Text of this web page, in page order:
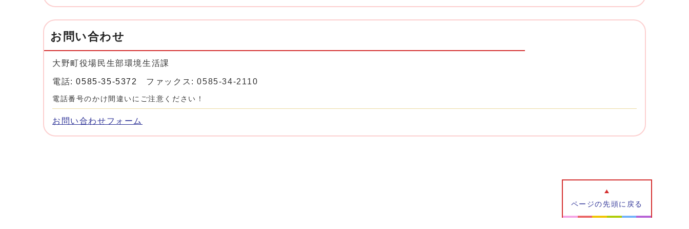
お問い合わせ
大野町役場民生部環境生活課
電話:0585-35-5372 ファックス: 0585-34-2110
電話番号のかけ間違いにご注意ください！
お問い合わせフォーム
ページの先頭に戻る